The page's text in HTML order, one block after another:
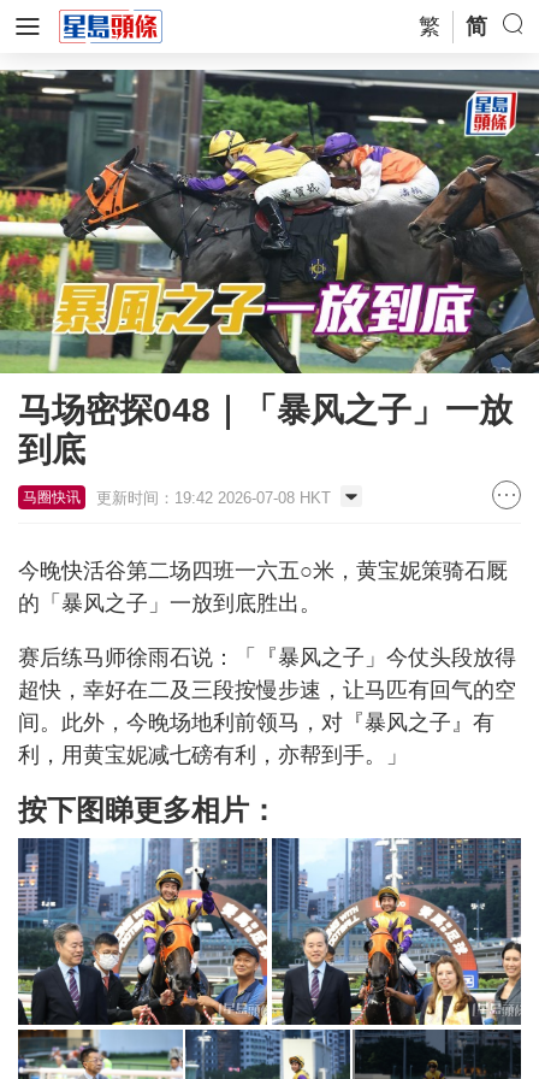
繁 简
马场密探048｜「暴风之子」一放
到底
马圈快讯 更新时间：19:42 2026-07-08 HKT
今晚快活谷第二场四班一六五○米，黄宝妮策骑石厩
的「暴风之子」一放到底胜出。
赛后练马师徐雨石说：「『暴风之子」今仗头段放得
超快，幸好在二及三段按慢步速，让马匹有回气的空
间。此外，今晚场地利前领马，对『暴风之子』有
利，用黄宝妮减七磅有利，亦帮到手。」
按下图睇更多相片：